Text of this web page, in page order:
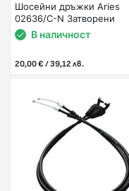
Шосейни дръжки Aries
02636/C-N Затворени
В наличност
20,00 € / 39,12 лв.